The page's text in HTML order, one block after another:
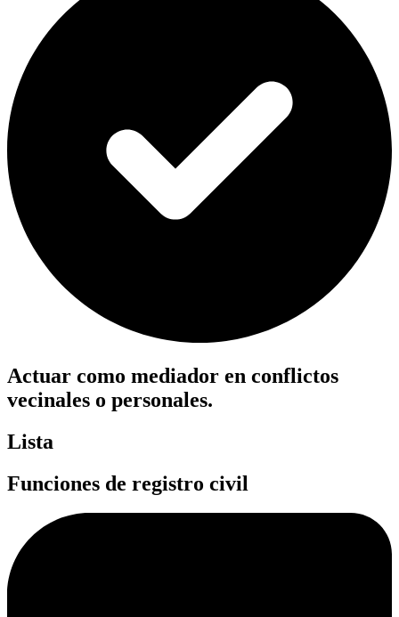
Actuar como mediador en conflictos
vecinales o personales.
Lista
Funciones de registro civil